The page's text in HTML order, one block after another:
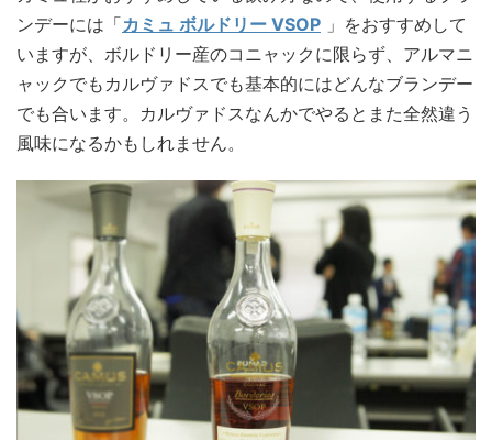
ンデーには「カミュ ボルドリー VSOP 」をおすすめして
いますが、ボルドリー産のコニャックに限らず、アルマニ
ャックでもカルヴァドスでも基本的にはどんなブランデー
でも合います。カルヴァドスなんかでやるとまた全然違う
風味になるかもしれません。